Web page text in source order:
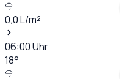
0,0L/m²
06:00Uhr
18°